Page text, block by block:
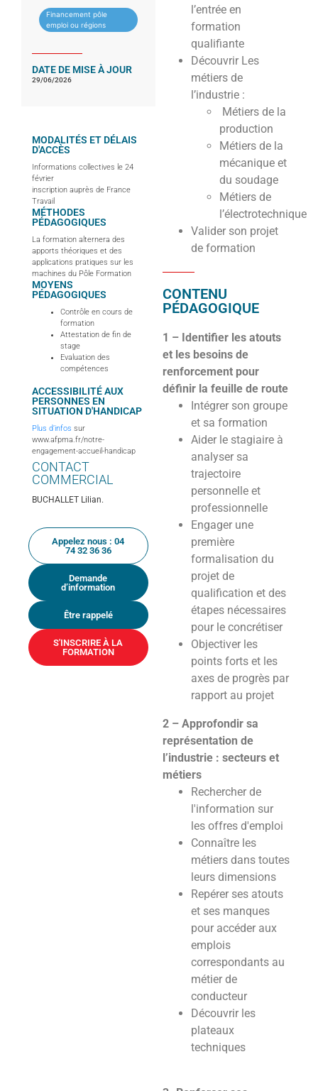
Financement pôle
emploi ou régions
DATE DE MISE À JOUR
29/06/2026
MODALITÉS ET DÉLAIS
D'ACCÈS
Informations collectives le 24
février
inscription auprès de France
Travail
MÉTHODES
PÉDAGOGIQUES
La formation alternera des
apports théoriques et des
applications pratiques sur les
machines du Pôle Formation
MOYENS
PÉDAGOGIQUES
Contrôle en cours de
formation
Attestation de fin de
stage
Evaluation des
compétences
ACCESSIBILITÉ AUX
PERSONNES EN
SITUATION D'HANDICAP
Plus d’infos sur
www.afpma.fr/notre-
engagement-accueil-handicap
CONTACT
COMMERCIAL
BUCHALLET Lilian.
Appelez nous : 04
74 32 36 36
Demande
d’information
Être rappelé
S'INSCRIRE À LA
FORMATION
l’entrée en
formation
qualifiante
Découvrir Les
métiers de
l’industrie :
Métiers de la
production
Métiers de la
mécanique et
du soudage
Métiers de
l’électrotechnique
Valider son projet
de formation
CONTENU
PÉDAGOGIQUE
1 – Identifier les atouts
et les besoins de
renforcement pour
définir la feuille de route
Intégrer son groupe
et sa formation
Aider le stagiaire à
analyser sa
trajectoire
personnelle et
professionnelle
Engager une
première
formalisation du
projet de
qualification et des
étapes nécessaires
pour le concrétiser
Objectiver les
points forts et les
axes de progrès par
rapport au projet
2 – Approfondir sa
représentation de
l’industrie : secteurs et
métiers
Rechercher de
l'information sur
les offres d'emploi
Connaître les
métiers dans toutes
leurs dimensions
Repérer ses atouts
et ses manques
pour accéder aux
emplois
correspondants au
métier de
conducteur
Découvrir les
plateaux
techniques